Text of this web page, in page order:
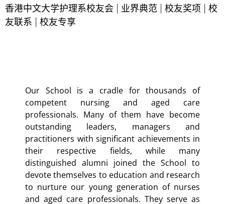
香港中文大学护理系校友会 业界典范 校友奖项
校
友联系
校友专享
Our School is a cradle for thousands of
competent nursing and aged care
professionals. Many of them have become
outstanding leaders, managers and
practitioners with significant achievements in
their respective fields, while many
distinguished alumni joined the School to
devote themselves to education and research
to nurture our young generation of nurses
and aged care professionals. They serve as